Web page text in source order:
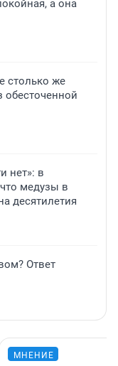
а она
столько же
обесточенной
нет»: в
медузы в
десятилетия
Ответ
МНЕНИЕ